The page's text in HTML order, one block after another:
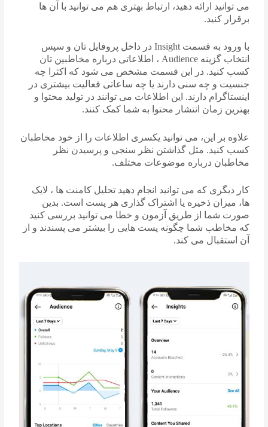
می توانید ارائه دهید، ارتباط بهتری هم می توانید با آن ها
برقرار کنید.
با ورود به قسمت Insight در داخل پروفایل تان و سپس
انتخاب گزینه Audience ، اطلاعاتی درباره مخاطبین تان
کسب کنید. در این قسمت مشخص می شود که اکثرا چه
جنسیت و چه سنی دارند یا چه ساعاتی فعالیت بیشتری در
اینستاگرام دارند. این اطلاعات می توانند در تولید محتوا و
بهترین زمان انتشار محتوا به شما کمک کنند.
علاوه بر این، می توانید یکسری اطلاعات را از خود مخاطبان
کسب کنید. مثل گذاشتن نظر سنجی و پرسیدن نظر
مخاطبان درباره موضوعات مختلف.
کار دیگری که می توانید انجام دهید تحلیل کامنت ها ، لایک
ها، میزان ذخیره یا اشتراک گذاری هر پست است. بدین
صورت شما از طریق آزمون و خطا می توانید بررسی کنید
که مخاطب شما چگونه پست هایی را بیشتر می پسندند و از
آن استقبال می کند.